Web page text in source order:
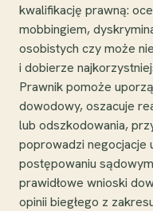
kwalifikację prawną:
mobbingiem,
osobistych czy może
i dobierze
Prawnik pomoże
dowodowy, oszacuje
lub odszkodowania,
poprowadzi negocjacje
postępowaniu
prawidłowe wnioski
opinii biegłego z